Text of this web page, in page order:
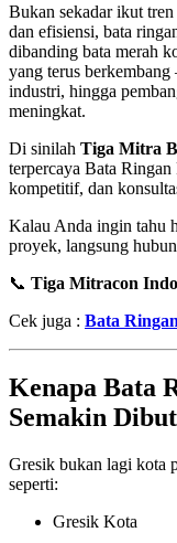
Bukan sekadar ikut
dan efisiensi, bata
dibanding bata merah
yang terus
industri, hingga
meningkat.
Di sinilah Tiga Mitra
terpercaya Bata
kompetitif, dan
Kalau Anda ingin tahu
proyek, langsung
📞 Tiga Mitracon
Cek juga : Bata
Kenapa Bata
Semakin
Gresik bukan lagi kota
seperti:
Gresik Kota